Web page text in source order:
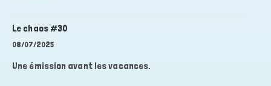
Le chaos #30
08/07/2025
Une émission avant les vacances.